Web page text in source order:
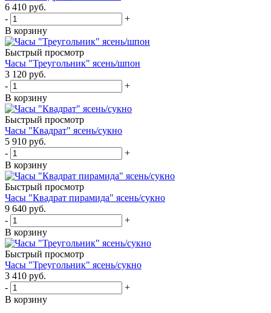
6 410 руб.
-
+
В корзину
Быстрый просмотр
Часы "Треугольник" ясень/шпон
3 120 руб.
-
+
В корзину
Быстрый просмотр
Часы "Квадрат" ясень/сукно
5 910 руб.
-
+
В корзину
Быстрый просмотр
Часы "Квадрат пирамида" ясень/сукно
9 640 руб.
-
+
В корзину
Быстрый просмотр
Часы "Треугольник" ясень/сукно
3 410 руб.
-
+
В корзину